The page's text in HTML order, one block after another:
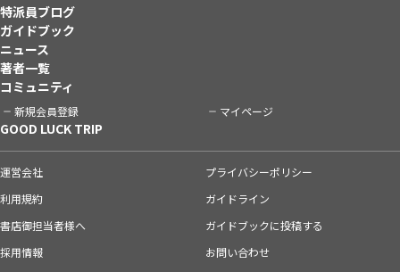
特派員ブログ
ガイドブック
ニュース
著者一覧
コミュニティ
新規会員登録 マイページ
GOOD LUCK TRIP
運営会社
プライバシーポリシー
利用規約
ガイドライン
書店御担当者様へ
ガイドブックに投稿する
採用情報
お問い合わせ